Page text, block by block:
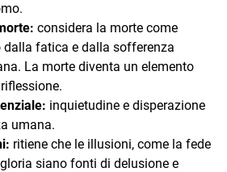
considera la morte come
dalla fatica e dalla sofferenza
La morte diventa un elemento
inquietudine e disperazione
umana.
ritiene che le illusioni, come la fede
gloria siano fonti di delusione e